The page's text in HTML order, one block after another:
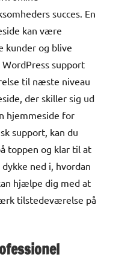
succes. En
kan være
kunder og blive
support
til næste niveau
der skiller sig ud
hjemmeside for
support, kan du
toppen og klar til at
ned i, hvordan
hjælpe dig med at
tilstedeværelse på